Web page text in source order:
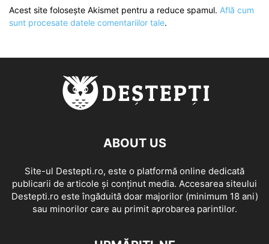
Acest site folosește Akismet pentru a reduce spamul. Află cum
sunt procesate datele comentariilor tale.
ABOUT US
Site-ul Destepti.ro, este o platformă online dedicată
publicarii de articole și conținut media. Accesarea siteului
Destepti.ro este îngăduită doar majorilor (minimum 18 ani)
sau minorilor care au primit aprobarea parintilor.